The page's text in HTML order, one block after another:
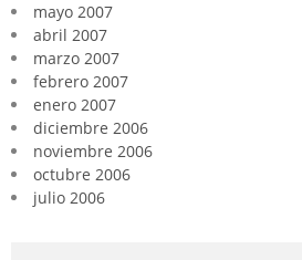
mayo 2007
abril 2007
marzo 2007
febrero 2007
enero 2007
diciembre 2006
noviembre 2006
octubre 2006
julio 2006